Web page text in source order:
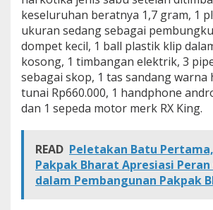
keseluruhan beratnya 1,7 gram, 1
ukuran sedang sebagai
dompet kecil, 1 ball plastik klip
kosong, 1 timbangan elektrik, 3
sebagai skop, 1 tas sandang warna
tunai Rp660.000, 1 handphone
dan 1 sepeda motor merk RX King.
READ Peletakan Batu
Pakpak Bharat Apresiasi Peran
dalam Pembangunan Pakpak